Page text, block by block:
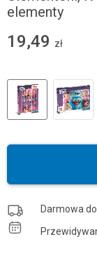
elementy
19,49 zł
Darmowa